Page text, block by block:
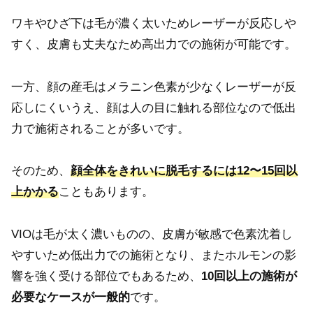
ワキやひざ下は毛が濃く太いためレーザーが反応しや
すく、皮膚も丈夫なため高出力での施術が可能です。
一方、顔の産毛はメラニン色素が少なくレーザーが反
応しにくいうえ、顔は人の目に触れる部位なので低出
力で施術されることが多いです。
そのため、 顔全体をきれいに脱毛するには12〜15回以
上かかることもあります。
VIOは毛が太く濃いものの、皮膚が敏感で色素沈着し
やすいため低出力での施術となり、またホルモンの影
響を強く受ける部位でもあるため、 10回以上の施術が
必要なケースが一般的です。